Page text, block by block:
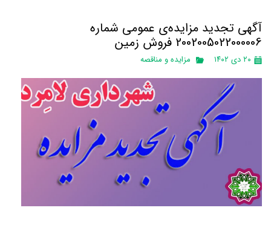
آگهی تجدید مزایده‌ی عمومی شماره
2002005022000006 فروش زمین
۲۰ دی ۱۴۰۲ مزایده و مناقصه